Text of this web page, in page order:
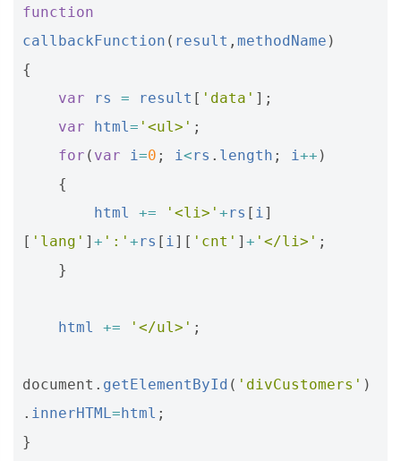
function
callbackFunction ( result , methodName )
{
var
rs = result [ 'data' ];
var
html= '<ul>' ;
for ( var i=0 ; i<rs . length ; i++ )
{
html
+= '<li>' +rs [ i]
[ 'lang' ] + ':' +rs [ i][ 'cnt' ] + '</li>' ;
}
html += '</ul>' ;
document . getElementById ( 'divCustomers' )
. innerHTML=html ;
}